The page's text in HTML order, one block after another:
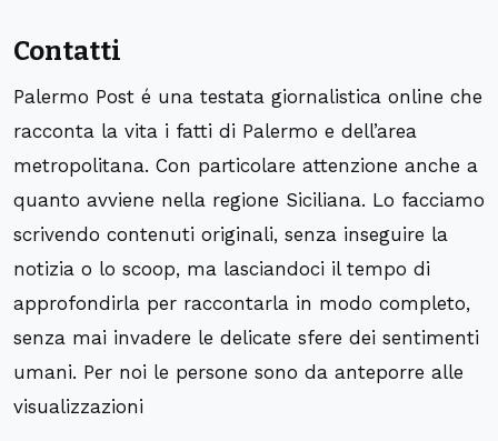
Contatti
Palermo Post é una testata giornalistica online che
racconta la vita i fatti di Palermo e dell’area
metropolitana. Con particolare attenzione anche a
quanto avviene nella regione Siciliana. Lo facciamo
scrivendo contenuti originali, senza inseguire la
notizia o lo scoop, ma lasciandoci il tempo di
approfondirla per raccontarla in modo completo,
senza mai invadere le delicate sfere dei sentimenti
umani. Per noi le persone sono da anteporre alle
visualizzazioni